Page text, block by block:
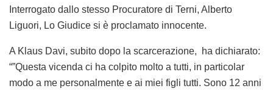
Interrogato dallo stesso Procuratore di Terni, Alberto
Liguori, Lo Giudice si è proclamato innocente.
A Klaus Davi, subito dopo la scarcerazione, ha dichiarato:
“”Questa vicenda ci ha colpito molto a tutti, in particolar
modo a me personalmente e ai miei figli tutti. Sono 12 anni